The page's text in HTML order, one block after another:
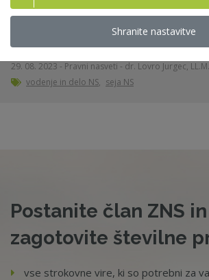
Sprejem sklepa pri vzdržanem
29. 08. 2023 - Pravni nasveti - dr. Lovro Jurgec, LL.M.
vodenje in delo NS, seja NS
Postanite član ZNS
zagotovite številne
vse strokovne vire, ki so potrebni za
Shranite nastavitve